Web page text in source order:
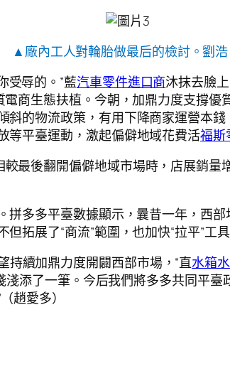
▲廠內工人對輪胎做最后的檢討。劉
受辱的。”藍汽車零件進口商沐抹去臉
電商生態扶植。今朝，加鼎力度支撐優
的物流政策，有用下降商家運營本
等平臺運動，激起偏僻地域花費活福斯
最後翻開偏僻地域市場時，店展銷
拼多多平臺數據顯示，曩昔一年，西
拓展了“商流”範圍，也加快“拉平”工
持續加鼎力度開闢西部市場，“直水箱水
淺添了一筆。今后我們將多多共同平
趙愛多）